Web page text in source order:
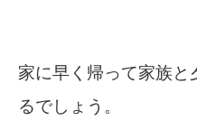
家に早く帰って家族と
るでしょう。